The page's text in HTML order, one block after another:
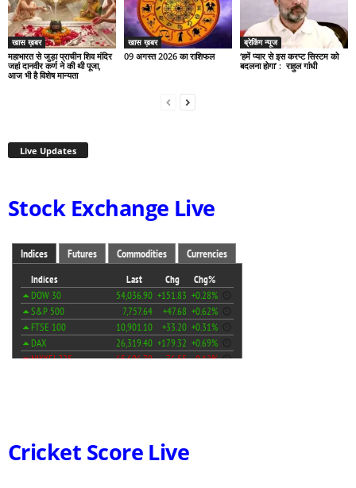
खास ख़बर
महाभारत से जुड़ा प्राचीन शिव मंदिर
जहां दानवीर कर्ण ने की थी पूजा,
आज भी है विशेष मान्यता
खास ख़बर
09 अगस्त 2026 का राशिफल
ब्रेकिंग न्यूज
‘हमें प्यार से इस करप्ट सिस्टम को
बदलना होगा’ : राहुल गांधी
Live Updates
Stock Exchange Live
Cricket Score Live